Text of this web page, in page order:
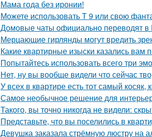
Мама года без иронии!
Можете использовать Т 9 или свою
Домовые чаты официально переводят в
Мерцающие гирлянды могут вредить
Какие квартирные изыски казались вам
Попытайтесь использовать всего три
Нет, ну вы вообще видели что сейчас
У всех в квартире есть тот самый косяк,
Самое необычное решение для
Такого, вы точно никогда не видели:
Представьте, что вы поселились в
Девушка заказала стрёмную люстру на